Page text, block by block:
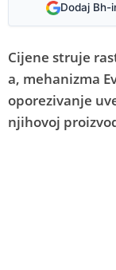
Dodaj Bh-
Cijene struje
a, mehanizma
oporezivanje
njihovoj